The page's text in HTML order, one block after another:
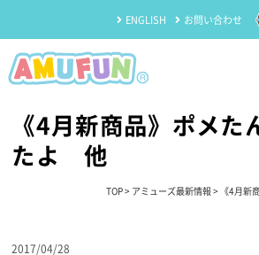
ENGLISH お問い合わせ
《4月新商品》ポメた
たよ 他
TOP> アミューズ最新情報> 《4月新
2017/04/28